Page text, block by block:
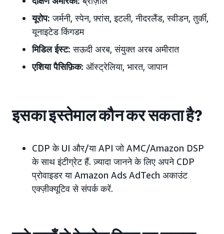
यूरोप: जर्मनी, स्पेन, फ़्रांस, इटली, नीदरलैंड, स्वीडन, तुर्की,
यूनाइटेड किंगडम
मिडिल ईस्ट:सऊदी अरब, संयुक्त अरब अमीरात
एशिया पैसिफ़िक: ऑस्ट्रेलिया, भारत, जापान
इसका इस्तेमाल कौन कर सकता है?
CDP के UI और/या API जो AMC/Amazon DSP
के साथ इंटीग्रेट हैं. ज़्यादा जानने के लिए अपने CDP
प्रोवाइडर या Amazon Ads AdTech अकाउंट
एक्ज़ीक्यूटिव से संपर्क करें.